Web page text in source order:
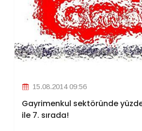
15.08.2014 09:56
Gayrimenkul sektöründe yüzde
ile 7. sırada!